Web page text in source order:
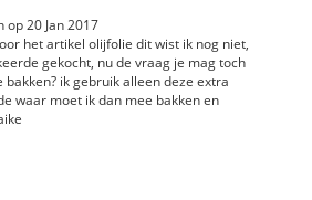
op20 Jan 2017
het artikel olijfolie dit wist ik nog niet,
gekocht, nu de vraag je mag toch
ik gebruik alleen deze extra
waar moet ik dan mee bakken en